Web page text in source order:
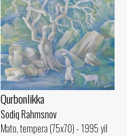
Qurbonlikka
Sodiq Rahmsnov
Mato, tempera (75x70) - 1995 yil